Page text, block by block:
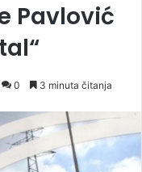
Pavlović
0 3 minuta čitanja